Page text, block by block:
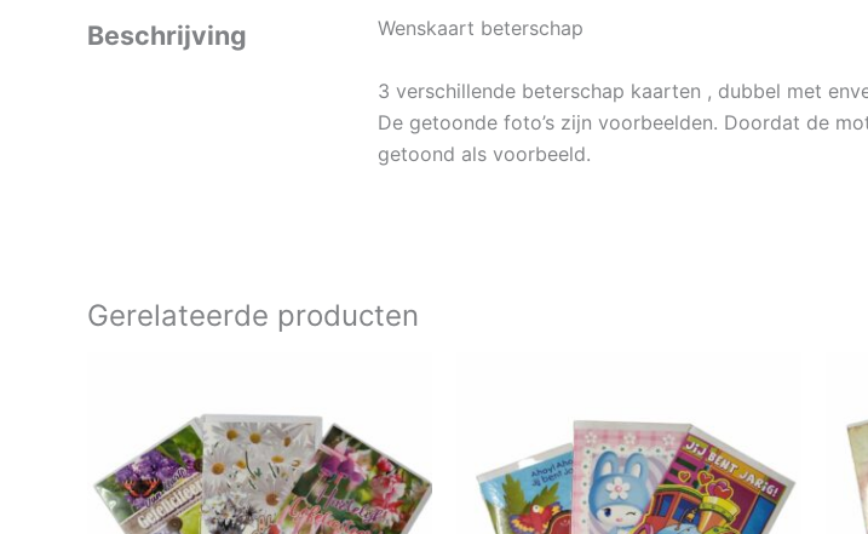
Beschrijving Wenskaart beterschap
3 verschillende beterschap kaarten , dubbel met
De getoonde foto’s zijn voorbeelden. Doordat de
getoond als voorbeeld.
Gerelateerde producten